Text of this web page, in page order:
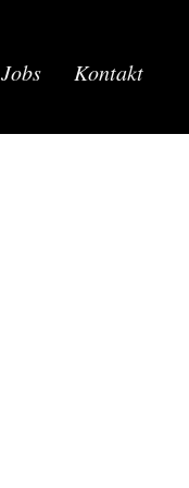
Jobs Kontakt